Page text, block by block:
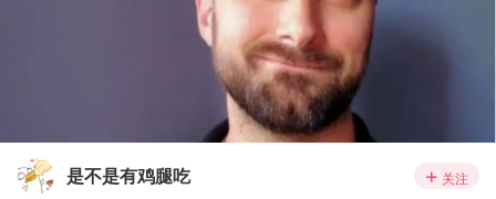
是不是有鸡腿吃 关注